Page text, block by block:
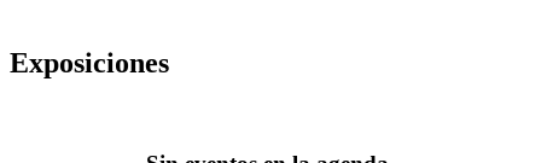
Exposiciones